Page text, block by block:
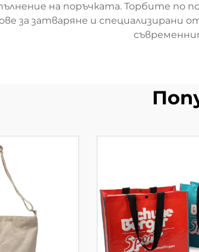
на поръчката. Торбите по
за затваряне и специализирани